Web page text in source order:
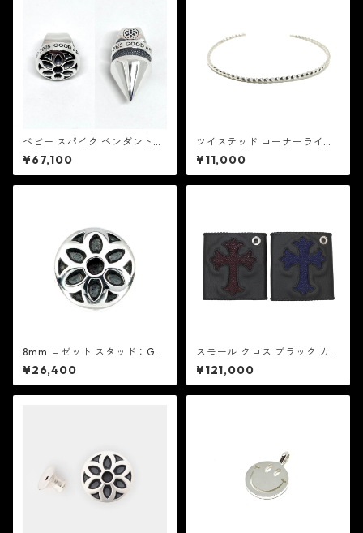
ベビー スパイク ペンダント：
Good Art HLYWD グッド ア
ート ハリウッド
¥67,100
ツイステッド コーナーライン
スリム バングル：EDF イーデ
ィーエフ
¥11,000
8mm ロゼット スタッド：Go
od Art HLYWD グッド アート
ハリウッド
¥26,400
スモール クロス ブラック カウ
ハイド - スティングレイ：REI
D MFG リード エムエフジー
¥121,000